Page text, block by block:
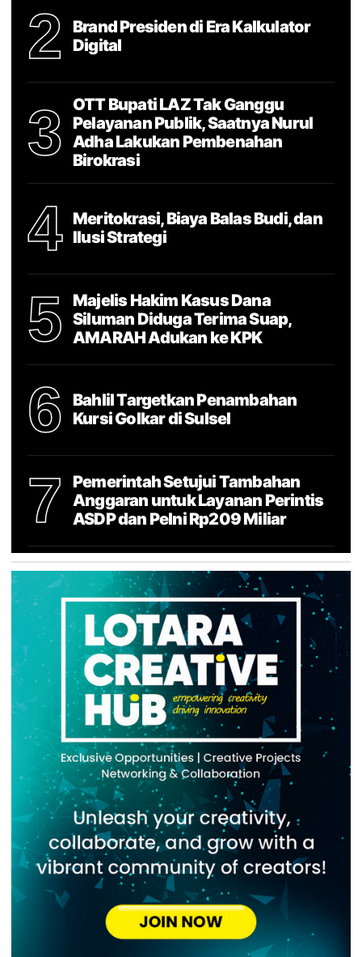
2
Brand Presiden di Era Kalkulator
Digital
3
OTT Bupati LAZ Tak Ganggu
Pelayanan Publik, Saatnya Nurul
Adha Lakukan Pembenahan
Birokrasi
4
Meritokrasi, Biaya Balas Budi, dan
Ilusi Strategi
5
Majelis Hakim Kasus Dana
Siluman Diduga Terima Suap,
AMARAH Adukan ke KPK
6
Bahlil Targetkan Penambahan
Kursi Golkar di Sulsel
7
Pemerintah Setujui Tambahan
Anggaran untuk Layanan Perintis
ASDP dan Pelni Rp209 Miliar